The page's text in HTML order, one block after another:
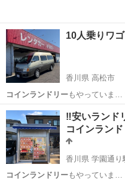
10人乗りワ
香川県 高松市
コインランドリーもやっていま…
乗り #コインランドリー#洗濯 …
香川 高松市
‼️安いランド
コインラン
香川県 学園通り
コインランドリーもやっていま…